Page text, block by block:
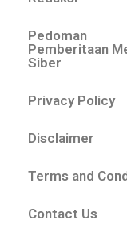
Pedoman
Pemberitaan
Siber
Privacy Policy
Disclaimer
Terms and
Contact Us